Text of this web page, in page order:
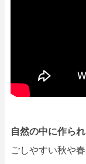
自然の中に作ら
ごしやすい秋や